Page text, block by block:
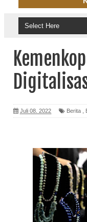
Juli 08, 2022 Berita